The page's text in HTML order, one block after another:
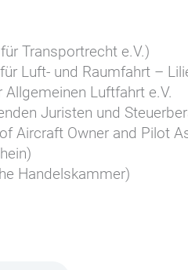
Transportrecht e.V.)
Luft- und Raumfahrt –
Luftfahrt e.V.
Juristen und
Aircraft Owner and Pilot
Handelskammer)